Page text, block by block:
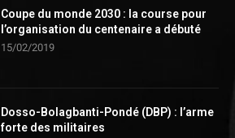
Coupe du monde 2030 : la course pour
l’organisation du centenaire a débuté
15/02/2019
Dosso-Bolagbanti-Pondé (DBP) : l’arme
forte des militaires